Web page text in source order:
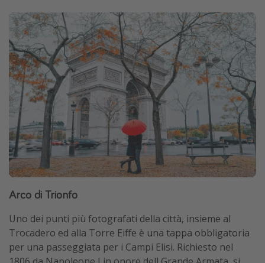
Arco di Trionfo
Uno dei punti più fotografati della città, insieme al
Trocadero ed alla Torre Eiffe è una tappa obbligatoria
per una passeggiata per i Campi Elisi. Richiesto nel